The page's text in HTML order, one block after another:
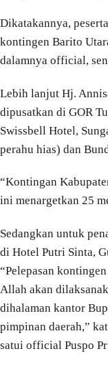
Dikatakannya,
kontingen Barito
dalamnya official,
Lebih lanjut Hj.
dipusatkan di GOR
Swissbell Hotel,
perahu hias) dan
“Kontingan
ini menargetkan 25
Sedangkan untuk
di Hotel Putri Sinta,
“Pelepasan
Allah akan
dihalaman kantor
pimpinan daerah,”
satui official Puspo